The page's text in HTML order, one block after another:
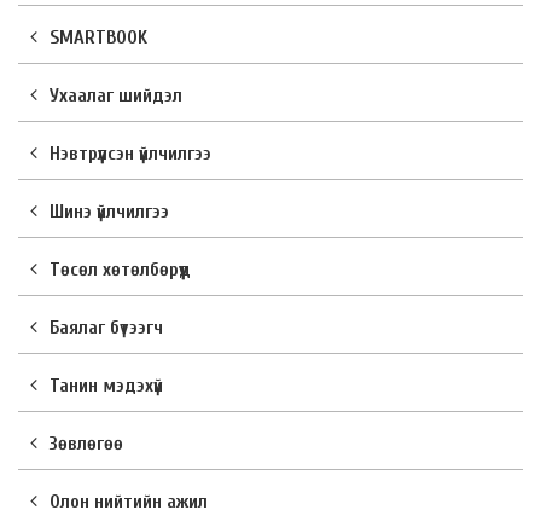
SMARTBOOK
Ухаалаг шийдэл
Нэвтрүүлсэн үйлчилгээ
Шинэ үйлчилгээ
Төсөл хөтөлбөрүүд
Баялаг бүтээгч
Танин мэдэхүй
Зөвлөгөө
Олон нийтийн ажил